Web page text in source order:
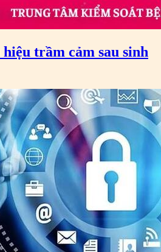
trầm cảm sau sinh